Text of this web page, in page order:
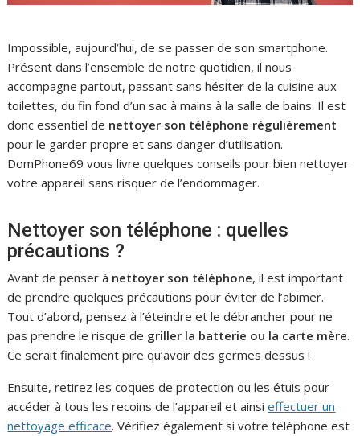
Impossible, aujourd’hui, de se passer de son smartphone.
Présent dans l’ensemble de notre quotidien, il nous
accompagne partout, passant sans hésiter de la cuisine aux
toilettes, du fin fond d’un sac à mains à la salle de bains. Il est
donc essentiel de nettoyer son téléphone régulièrement
pour le garder propre et sans danger d’utilisation.
DomPhone69 vous livre quelques conseils pour bien nettoyer
votre appareil sans risquer de l’endommager.
Nettoyer son téléphone : quelles
précautions ?
Avant de penser à nettoyer son téléphone, il est important
de prendre quelques précautions pour éviter de l’abimer.
Tout d’abord, pensez à l’éteindre et le débrancher pour ne
pas prendre le risque de griller la batterie ou la carte mère.
Ce serait finalement pire qu’avoir des germes dessus !
Ensuite, retirez les coques de protection ou les étuis pour
accéder à tous les recoins de l’appareil et ainsieffectuer un
nettoyage efficace. Vérifiez également si votre téléphone est